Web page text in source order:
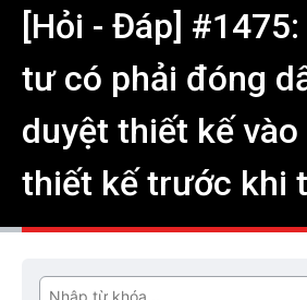
[Hỏi - Đáp]
tư có phải đóng
duyệt thiết kế vào
thiết kế trước khi
Tìm